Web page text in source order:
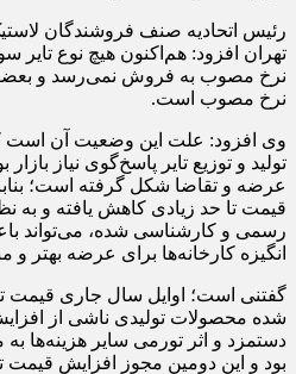
رئیس اتحادیه صنف فروشندگان
تهران افزود: هم‌اکنون هیچ نوع تایر
نرخ مصوب به فروش نمی‌رسد و بعضا
نرخ مصوب است.
وی افزود: علت این وضعیت آن است
تولید و توزیع تایر پاسخ‌گوی نیاز
عرضه و تقاضا شکل گرفته است؛
قیمت تا حد زیادی کاهش یافته و به
رسمی و کارشناسی شده، می‌تواند
انگیزه کارخانه‌ها برای عرضه بهتر
گفتنی است؛ اوایل سال جاری قیمت
شده محصولات تولیدی ناشی از
بود و این دومین مجوز افزایش